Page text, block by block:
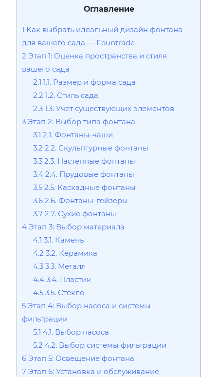
Оглавление
1 Как выбрать идеальный дизайн фонтана
для вашего сада — Fountrade
2 Этап 1: Оценка пространства и стиля
вашего сада
2.1 1.1. Размер и форма сада
2.2 1.2. Стиль сада
2.3 1.3. Учет существующих элементов
3 Этап 2: Выбор типа фонтана
3.1 2.1. Фонтаны-чаши
3.2 2.2. Скульптурные фонтаны
3.3 2.3. Настенные фонтаны
3.4 2.4. Прудовые фонтаны
3.5 2.5. Каскадные фонтаны
3.6 2.6. Фонтаны-гейзеры
3.7 2.7. Сухие фонтаны
4 Этап 3: Выбор материала
4.1 3.1. Камень
4.2 3.2. Керамика
4.3 3.3. Металл
4.4 3.4. Пластик
4.5 3.5. Стекло
5 Этап 4: Выбор насоса и системы
фильтрации
5.1 4.1. Выбор насоса
5.2 4.2. Выбор системы фильтрации
6 Этап 5: Освещение фонтана
7 Этап 6: Установка и обслуживание